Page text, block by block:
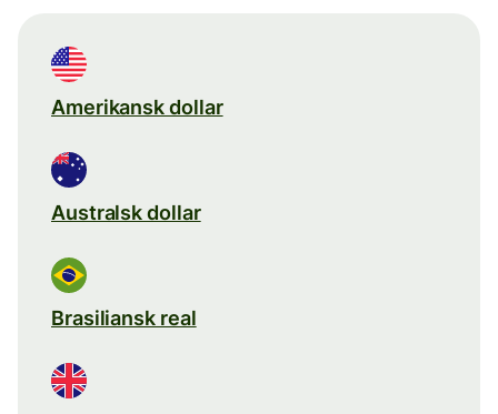
Amerikansk dollar
Australsk dollar
Brasiliansk real